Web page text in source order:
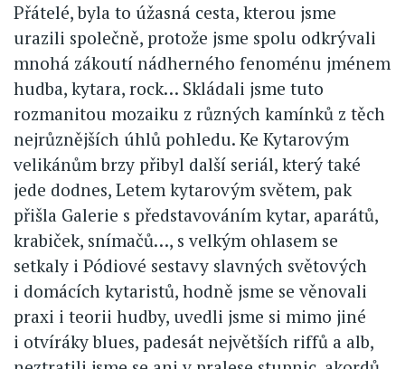
Přátelé, byla to úžasná cesta, kterou jsme
urazili společně, protože jsme spolu odkrývali
mnohá zákoutí nádherného fenoménu jménem
hudba, kytara, rock… Skládali jsme tuto
rozmanitou mozaiku z různých kamínků z těch
nejrůznějších úhlů pohledu. Ke Kytarovým
velikánům brzy přibyl další seriál, který také
jede dodnes, Letem kytarovým světem, pak
přišla Galerie s představováním kytar, aparátů,
krabiček, snímačů…, s velkým ohlasem se
setkaly i Pódiové sestavy slavných světových
i domácích kytaristů, hodně jsme se věnovali
praxi i teorii hudby, uvedli jsme si mimo jiné
i otvíráky blues, padesát největších riffů a alb,